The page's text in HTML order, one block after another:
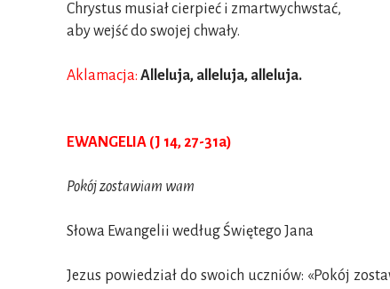
Chrystus musiał cierpieć i zmartwychwstać,
aby wejść do swojej chwały.
Aklamacja: Alleluja, alleluja, alleluja.
EWANGELIA (J 14, 27-31a)
Pokój zostawiam wam
Słowa Ewangelii według Świętego Jana
Jezus powiedział do swoich uczniów: «Pokój